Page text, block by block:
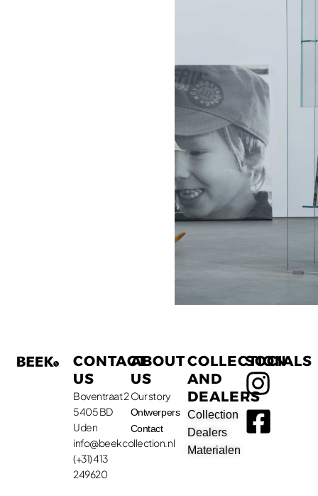
CONTACT
US
Boventraat 2
5405 BD
Uden
info@beekcollection.nl
(+31) 413
249620
ABOUT
US
Our story
Ontwerpers
Contact
COLLECTION
AND
DEALERS
Collection
Dealers
Materialen
SOCIALS